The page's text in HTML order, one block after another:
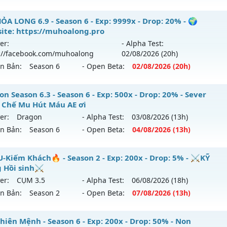
Máu Lửa - Đánh Quái Nhận Wicoinc Drop Cao
mới ra tháng 08 2026 - Mở máy chủ
CHIẾN THẦN
1000x - Drop: 20%
loại: Mu Nguyên bản Webzen
GameGuard
LONG 6.9 - Season 6 - Exp: 9999x - Drop: 20% - 🌍
https://muhoalong.pro
facebook.com/muhoalong
- Alpha Test:
02/08/2026 (20h)
Bản:
Season 6 - Open Beta: 02/08/2026 (20h)
LONG 6.9 - 🌍 Website: https://muhoalong.pro
ra tháng 08 2026 - Mở máy chủ https://facebook.com/
02/08/2626
Non Reset
Mu Nguyên bản Webzen
XShield
Season 6.3 - Season 6 - Exp: 500x - Drop: 20% - Sever
Chế Mu Hút Máu AE ơi
Dragon - Alpha Test: 03/08/2026 (13h)
Bản:
Season 6 - Open Beta: 04/08/2026 (13h)
Season 6.3 - Sever Khắc Chế Mu Hút Máu AE ơi
mới ra tháng 08 2026 - Mở máy chủDragonvào 13h ngày
500x - Drop: 20%
Kiếm Khách🔥 - Season 2 - Exp: 200x - Drop: 5% - ⚔️KỸ
Hồi sinh⚔️
CỤM 3.5 - Alpha Test: 06/08/2026 (18h)
Bản:
Season 2 - Open Beta: 07/08/2026 (13h)
Kiếm Khách🔥 - ⚔️KỸ Năng Hồi sinh⚔️
Mệnh - Season 6 - Exp: 200x - Drop: 50% - Non